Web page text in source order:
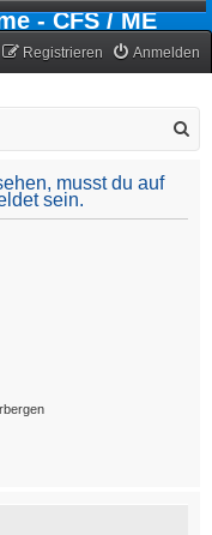
- CFS / ME
Anmelden
Registrieren
musst du auf
sein.